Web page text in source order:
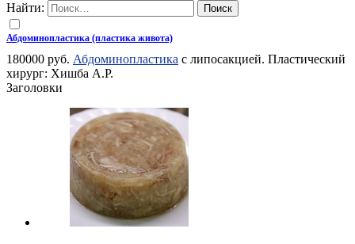
Найти:
Абдоминопластика (пластика живота)
180000 руб. Абдоминопластика с липосакцией. Пластический
хирург: Хишба А.Р.
Заголовки